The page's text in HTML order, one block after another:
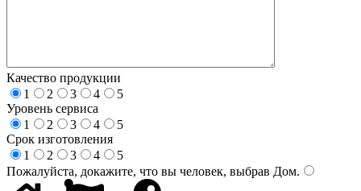
Качество продукции
1
2 3 4
5
Уровень сервиса
1
2 3 4
5
Срок изготовления
1
2 3 4
5
Пожалуйста, докажите, что вы человек, выбрав Дом.